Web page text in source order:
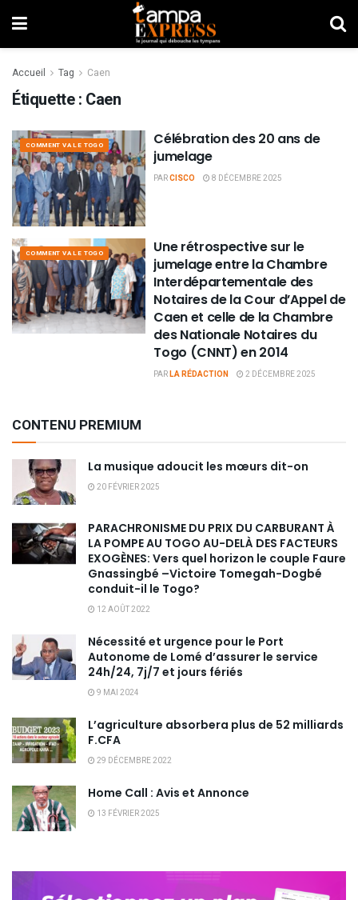
Accueil Tag Caen
Étiquette : Caen
COMMENT VA LE TOGO
Célébration des 20 ans de
jumelage
PARCISCO 8 DÉCEMBRE 2025
COMMENT VA LE TOGO
Une rétrospective sur le
jumelage entre la Chambre
Interdépartementale des
Notaires de la Cour d’Appel de
Caen et celle de la Chambre
des Nationale Notaires du
Togo (CNNT) en 2014
PARLA RÉDACTION 2 DÉCEMBRE 2025
CONTENU PREMIUM
La musique adoucit les mœurs dit-on
20 FÉVRIER 2025
PARACHRONISME DU PRIX DU CARBURANT À
LA POMPE AU TOGO AU-DELÀ DES FACTEURS
EXOGÈNES: Vers quel horizon le couple Faure
Gnassingbé –Victoire Tomegah-Dogbé
conduit-il le Togo?
12 AOÛT 2022
Nécessité et urgence pour le Port
Autonome de Lomé d’assurer le service
24h/24, 7j/7 et jours fériés
9 MAI 2024
L’agriculture absorbera plus de 52 milliards
F.CFA
29 DÉCEMBRE 2022
Home Call : Avis et Annonce
13 FÉVRIER 2025